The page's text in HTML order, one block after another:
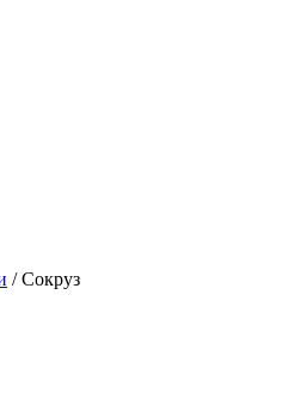
/ Сокруз